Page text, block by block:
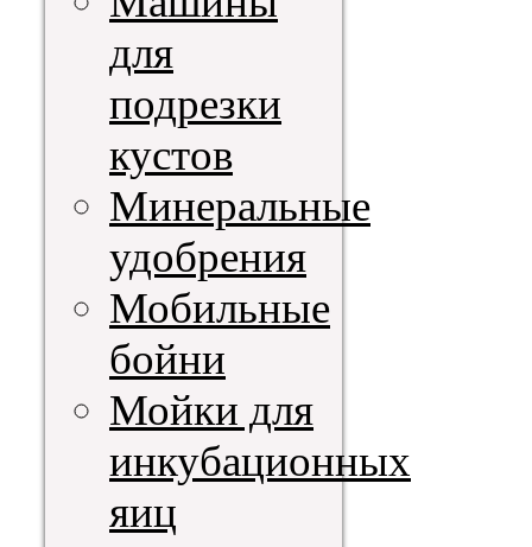
для
подрезки
кустов
Минеральные
удобрения
Мобильные
бойни
Мойки для
инкубационных
яиц